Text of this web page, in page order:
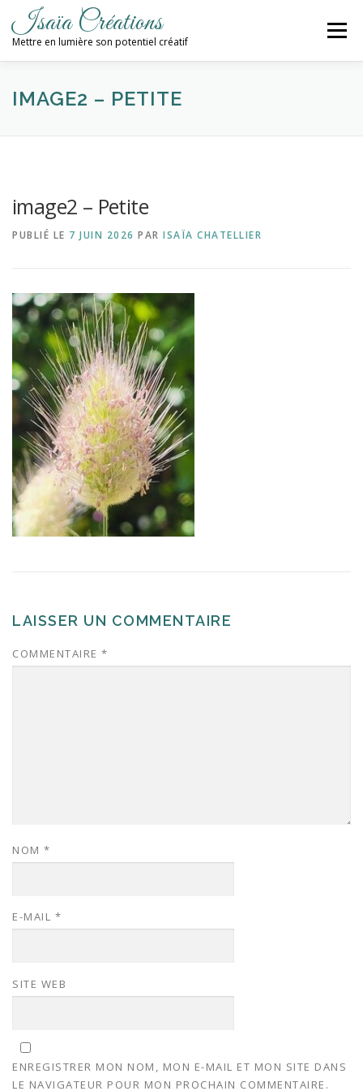
contenu
Isaïa Créations
Mettre en lumière son potentiel créatif
Menu
ACCUEIL MES CRÉATIONS
CONTACT / NEWSLETTER
IMAGE2 – PETITE
image2 – Petite
PUBLIÉ LE 7 JUIN 2026 PAR ISAÏA CHATELLIER
LAISSER UN COMMENTAIRE
COMMENTAIRE *
NOM *
E-MAIL *
SITE WEB
ENREGISTRER MON NOM, MON E-MAIL ET MON SITE DANS
LE NAVIGATEUR POUR MON PROCHAIN COMMENTAIRE.